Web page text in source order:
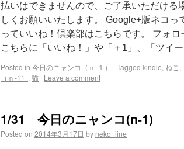
払いはできませんので、ご了承いただける
しくお願いいたします。 Google+版ネコ
っていいね！倶楽部はこちらです。 フォ
こちらに「いいね！」や「＋1」、「ツイ
Posted in 今日のニャンコ（ｎ-１） | Tagged kindle, ねこ ,
（ｎ-1） , 猫 | Leave a comment
1/31 今日のニャンコ(n-1)
Posted on 2014年3月17日 by neko_iine